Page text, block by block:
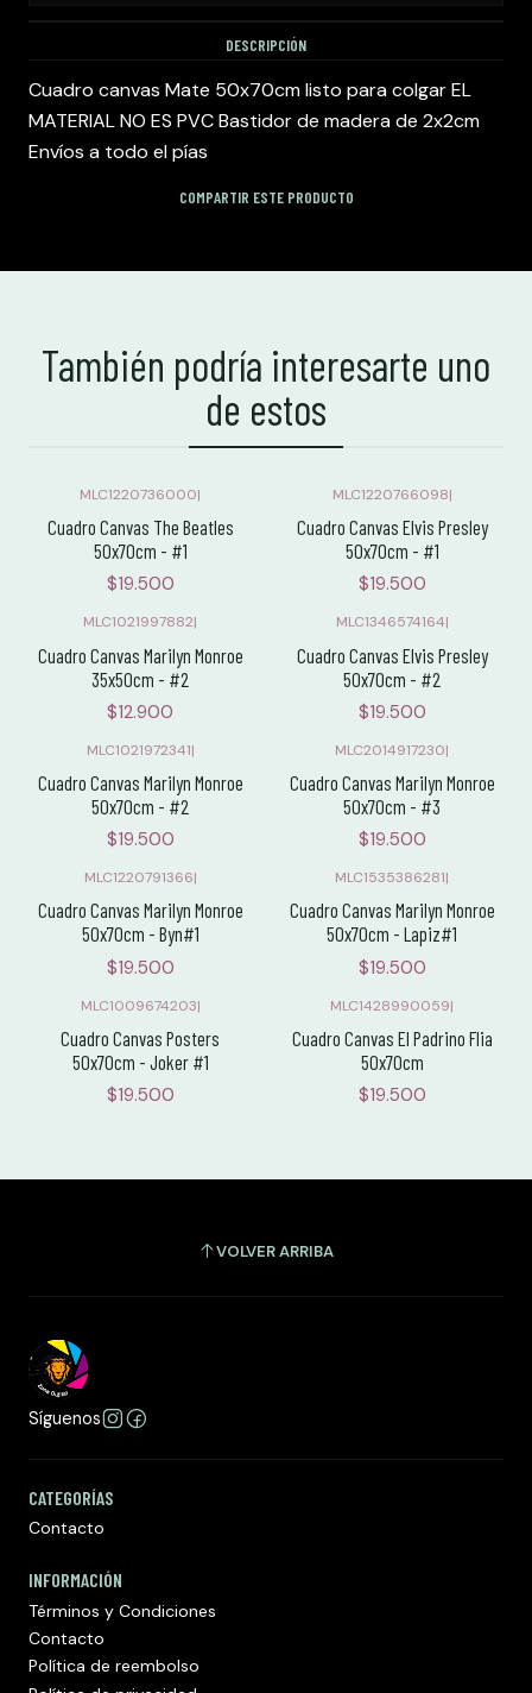
DESCRIPCIÓN
Cuadro canvas Mate 50x70cm listo para colgar EL
MATERIAL NO ES PVC Bastidor de madera de 2x2cm
Envíos a todo el pías
COMPARTIR ESTE PRODUCTO
También podría interesarte uno
de estos
MLC1220736000|
Cuadro Canvas The Beatles
50x70cm - #1
$19.500
MLC1220766098|
Cuadro Canvas Elvis Presley
50x70cm - #1
$19.500
MLC1021997882|
Cuadro Canvas Marilyn Monroe
35x50cm - #2
$12.900
MLC1346574164|
Cuadro Canvas Elvis Presley
50x70cm - #2
$19.500
MLC1021972341|
Cuadro Canvas Marilyn Monroe
50x70cm - #2
$19.500
MLC2014917230|
Cuadro Canvas Marilyn Monroe
50x70cm - #3
$19.500
MLC1220791366|
Cuadro Canvas Marilyn Monroe
50x70cm - Byn#1
$19.500
MLC1535386281|
Cuadro Canvas Marilyn Monroe
50x70cm - Lapiz#1
$19.500
MLC1009674203|
Cuadro Canvas Posters
50x70cm - Joker #1
$19.500
MLC1428990059|
Cuadro Canvas El Padrino Flia
50x70cm
$19.500
VOLVER ARRIBA
Síguenos
CATEGORÍAS
Contacto
INFORMACIÓN
Términos y Condiciones
Contacto
Política de reembolso